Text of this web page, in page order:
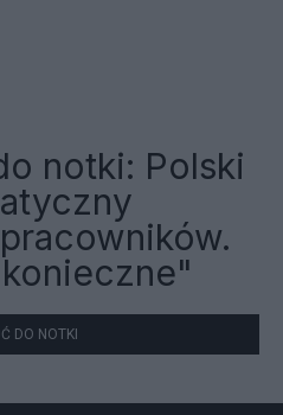
notki: Polski
DO NOTKI